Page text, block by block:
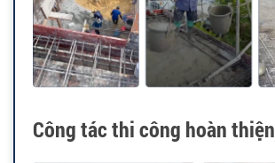
Công tác thi công hoàn thiện